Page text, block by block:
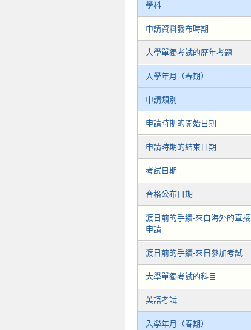
學科
申請資料發布時期
大學單獨考試的歷年考題
入學年月（春期）
申請類別
申請時期的開始日期
申請時期的結束日期
考試日期
合格公布日期
渡日前的手續-來自海外的直接
申請
渡日前的手續-來日參加考試
大學單獨考試的科目
英語考試
入學年月（春期）